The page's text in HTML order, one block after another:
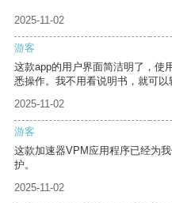
2025-11-02
游客
这款app的用户界面简洁明了，使
悉操作。我不用看说明书，就可以
2025-11-02
游客
这款加速器VPM应用程序已经为
护。
2025-11-02